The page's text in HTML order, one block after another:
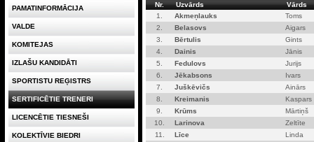
Nr. Uzvārds
Vārds
1.
Akmeņlauks
Toms
2.
Belasovs
Aigars
3.
Bērtulis
Gints
4.
Dainis
Jānis
5.
Fedulovs
Jurijs
6.
Jēkabsons
Ivars
7.
Juškēvičs
Ainārs
8.
Kreimanis
Kaspars
9.
Krūms
Mārtiņš
10.
Larinova
Zeltīte
11.
Līce
Linda
PAMATINFORMĀCIJA
VALDE
KOMITEJAS
IZLAŠU KANDIDĀTI
SPORTISTU REĢISTRS
SERTIFICĒTIE TRENERI
LICENCĒTIE TIESNEŠI
KOLEKTĪVIE BIEDRI